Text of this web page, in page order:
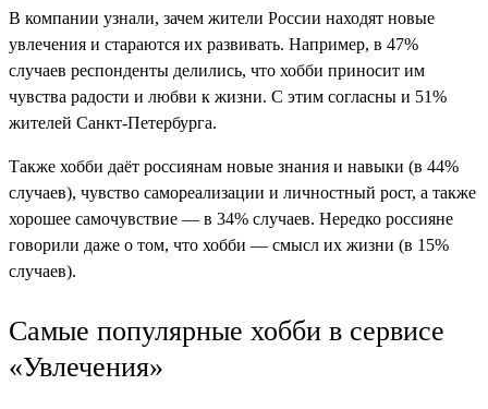
В компании узнали, зачем жители России находят новые
увлечения и стараются их развивать. Например, в 47%
случаев респонденты делились, что хобби приносит им
чувства радости и любви к жизни. С этим согласны и 51%
жителей Санкт-Петербурга.
Также хобби даёт россиянам новые знания и навыки (в 44%
случаев), чувство самореализации и личностный рост, а также
хорошее самочувствие — в 34% случаев. Нередко россияне
говорили даже о том, что хобби — смысл их жизни (в 15%
случаев).
Самые популярные хобби в сервисе
«Увлечения»